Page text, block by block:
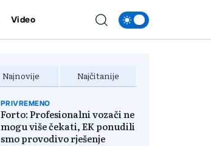
Video
Najnovije Najčitanije
PRIVREMENO
Forto: Profesionalni vozači ne
mogu više čekati, EK ponudili
smo provodivo rješenje